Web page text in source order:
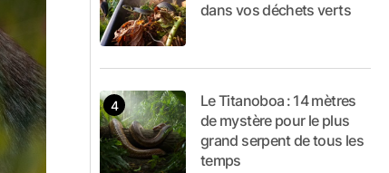
dans vos déchets verts
Le Titanoboa : 14 mètres
de mystère pour le plus
grand serpent de tous les
temps